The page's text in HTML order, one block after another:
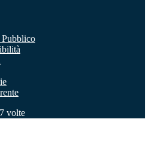
volte